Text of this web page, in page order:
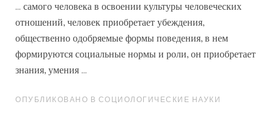
... самого человека в освоении культуры человеческих
отношений, человек приобретает убеждения,
общественно одобряемые формы поведения, в нем
формируются социальные нормы и роли, он приобретает
знания, умения ...
ОПУБЛИКОВАНО В СОЦИОЛОГИЧЕСКИЕ НАУКИ